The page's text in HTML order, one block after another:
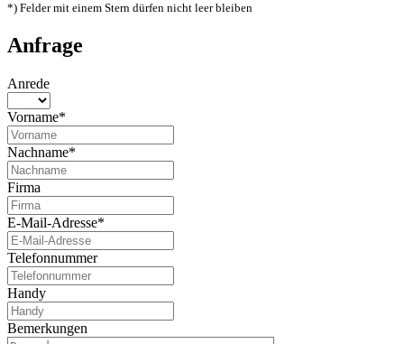
*) Felder mit einem Stern dürfen nicht leer bleiben
Anfrage
Anrede
Vorname*
Nachname*
Firma
E-Mail-Adresse*
Telefonnummer
Handy
Bemerkungen